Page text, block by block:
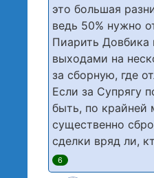
это большая
ведь 50% нужно
Пиарить Довбика
выходами на
за сборную, где
Если за Супрягу
быть, по крайней
существенно
сделки вряд ли,
6